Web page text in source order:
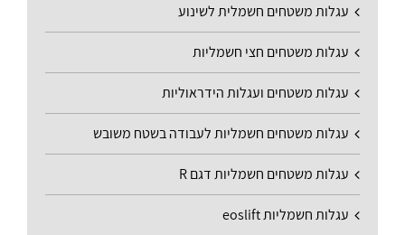
עגלות משטחים חשמלית לשינוע
עגלות משטחים חצי חשמליות
עגלות משטחים ועגלות הידראוליות
עגלות משטחים חשמליות לעבודה בשטח משובש
עגלות משטחים חשמליות דגם R
עגלות חשמליות eoslift